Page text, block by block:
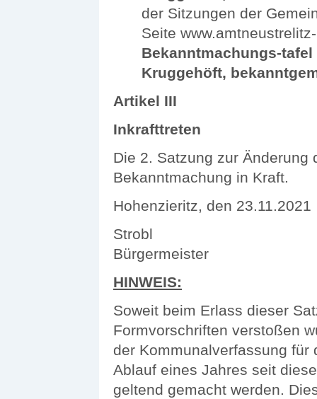
der Sitzungen der
Seite
Bekanntmachungs-
Kruggehöft,
Artikel III
Inkrafttreten
Die 2. Satzung zur Änderung
Bekanntmachung in Kraft.
Hohenzieritz, den 23.11.2021
Strobl
Bürgermeister
HINWEIS:
Soweit beim Erlass dieser
Formvorschriften verstoßen
der Kommunalverfassung für
Ablauf eines Jahres seit
geltend gemacht werden.